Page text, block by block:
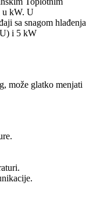
u kW. U
sa snagom hlađenja
i 5 kW
može glatko menjati